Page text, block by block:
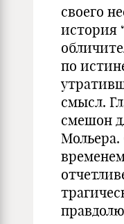
своего
история
по
смысл.
смешон
Мольера.